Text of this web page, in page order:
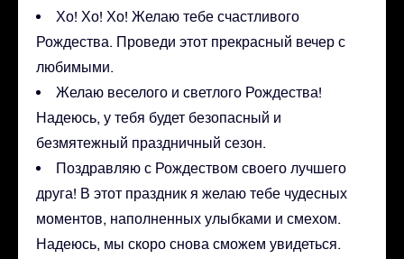
Хо! Хо! Хо! Желаю тебе счастливого
Рождества. Проведи этот прекрасный вечер с
любимыми.
Желаю веселого и светлого Рождества!
Надеюсь, у тебя будет безопасный и
безмятежный праздничный сезон.
Поздравляю с Рождеством своего лучшего
друга! В этот праздник я желаю тебе чудесных
моментов, наполненных улыбками и смехом.
Надеюсь, мы скоро снова сможем увидеться.